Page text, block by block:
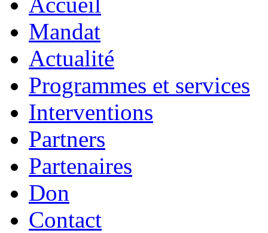
Mandat
Actualité
Programmes et services
Interventions
Partners
Partenaires
Don
Contact